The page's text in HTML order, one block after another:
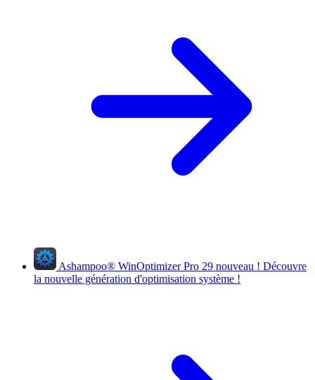
Ashampoo® WinOptimizer Pro 29 nouveau ! Découvre
la nouvelle génération d'optimisation système !